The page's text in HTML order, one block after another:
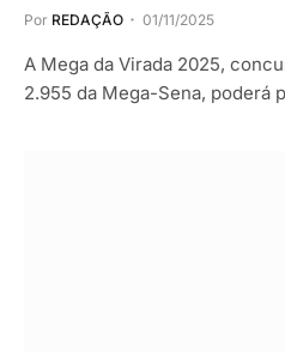
Por REDAÇÃO 01/11/2025
A Mega da Virada 2025,
2.955 da Mega-Sena, poderá